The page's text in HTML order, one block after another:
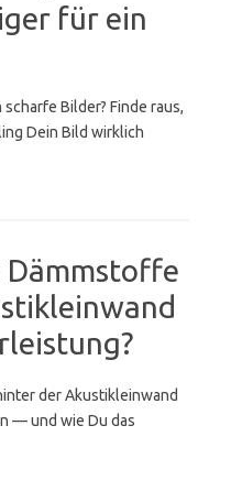
für ein
Bilder? Finde raus,
Dein Bild wirklich
der Akustikleinwand
— und wie Du das